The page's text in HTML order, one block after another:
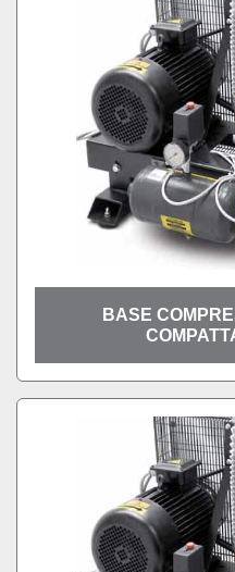
BASE